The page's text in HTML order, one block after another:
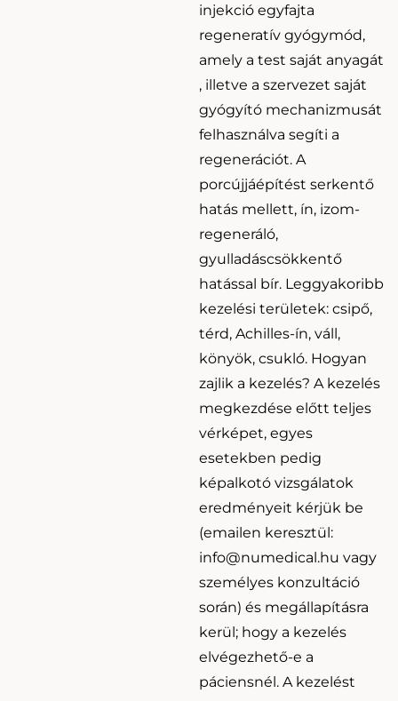
injekció egyfajta
regeneratív gyógymód,
amely a test saját anyagát
, illetve a szervezet saját
gyógyító mechanizmusát
felhasználva segíti a
regenerációt. A
porcújjáépítést serkentő
hatás mellett, ín, izom-
regeneráló,
gyulladáscsökkentő
hatással bír. Leggyakoribb
kezelési területek: csipő,
térd, Achilles-ín, váll,
könyök, csukló. Hogyan
zajlik a kezelés? A kezelés
megkezdése előtt teljes
vérképet, egyes
esetekben pedig
képalkotó vizsgálatok
eredményeit kérjük be
(emailen keresztül:
info@numedical.hu vagy
személyes konzultáció
során) és megállapításra
kerül; hogy a kezelés
elvégezhető-e a
páciensnél. A kezelést